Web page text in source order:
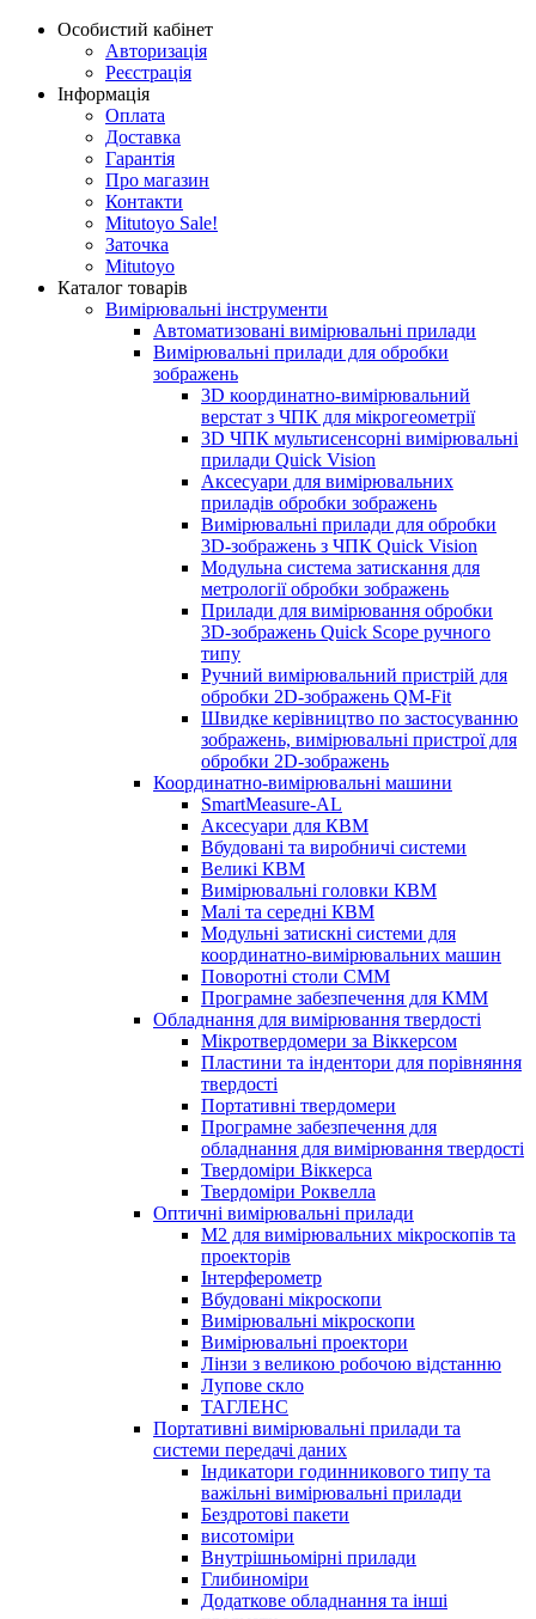
Особистий кабінет
Авторизація
Реєстрація
Інформація
Оплата
Доставка
Гарантія
Про магазин
Контакти
Mitutoyo Sale!
Заточка
Mitutoyo
Каталог товарів
Вимірювальні інструменти
Автоматизовані вимірювальні прилади
Вимірювальні прилади для обробки
зображень
3D координатно-вимірювальний
верстат з ЧПК для мікрогеометрії
3D ЧПК мультисенсорні вимірювальні
прилади Quick Vision
Аксесуари для вимірювальних
приладів обробки зображень
Вимірювальні прилади для обробки
3D-зображень з ЧПК Quick Vision
Модульна система затискання для
метрології обробки зображень
Прилади для вимірювання обробки
3D-зображень Quick Scope ручного
типу
Ручний вимірювальний пристрій для
обробки 2D-зображень QM-Fit
Швидке керівництво по застосуванню
зображень, вимірювальні пристрої для
обробки 2D-зображень
Координатно-вимірювальні машини
SmartMeasure-AL
Аксесуари для КВМ
Вбудовані та виробничі системи
Великі КВМ
Вимірювальні головки КВМ
Малі та середні КВМ
Модульні затискні системи для
координатно-вимірювальних машин
Поворотні столи CMM
Програмне забезпечення для КММ
Обладнання для вимірювання твердості
Мікротвердомери за Віккерсом
Пластини та індентори для порівняння
твердості
Портативні твердомери
Програмне забезпечення для
обладнання для вимірювання твердості
Твердоміри Віккерса
Твердоміри Роквелла
Оптичні вимірювальні прилади
M2 для вимірювальних мікроскопів та
проекторів
Інтерферометр
Вбудовані мікроскопи
Вимірювальні мікроскопи
Вимірювальні проектори
Лінзи з великою робочою відстанню
Лупове скло
ТАГЛЕНС
Портативні вимірювальні прилади та
системи передачі даних
Індикатори годинникового типу та
важільні вимірювальні прилади
Бездротові пакети
висотоміри
Внутрішньомірні прилади
Глибиноміри
Додаткове обладнання та інші